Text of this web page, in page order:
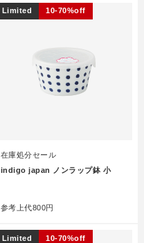
在庫処分セール
indigo japan ノンラップ鉢 小
参考上代800円
Limited 10-70%off
Limited 10-70%off